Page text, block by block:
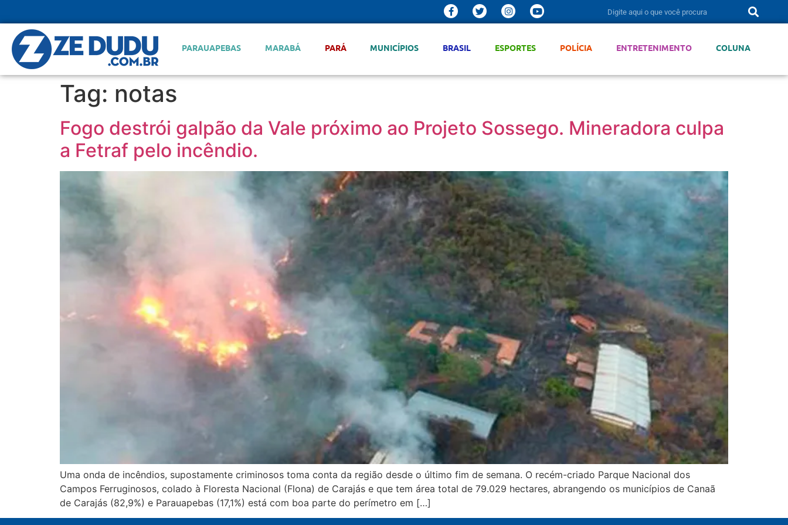
PARAUAPEBAS MARABÁ PARÁ MUNICÍPIOS BRASIL ESPORTES POLÍCIA ENTRETENIMENTO COLUNA
Tag: notas
Fogo destrói galpão da Vale próximo ao Projeto Sossego. Mineradora culpa
a Fetraf pelo incêndio.
Uma onda de incêndios, supostamente criminosos toma conta da região desde o último fim de semana. O recém-criado Parque Nacional dos
Campos Ferruginosos, colado à Floresta Nacional (Flona) de Carajás e que tem área total de 79.029 hectares, abrangendo os municípios de Canaã
de Carajás (82,9%) e Parauapebas (17,1%) está com boa parte do perímetro em […]